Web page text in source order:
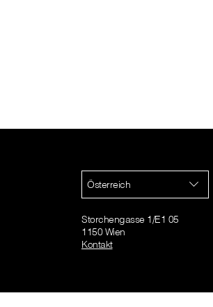
Österreich
Storchengasse 1/E1 05
1150 Wien
Kontakt